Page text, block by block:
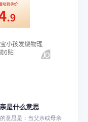
是什么意思
意思是：当父亲或母亲